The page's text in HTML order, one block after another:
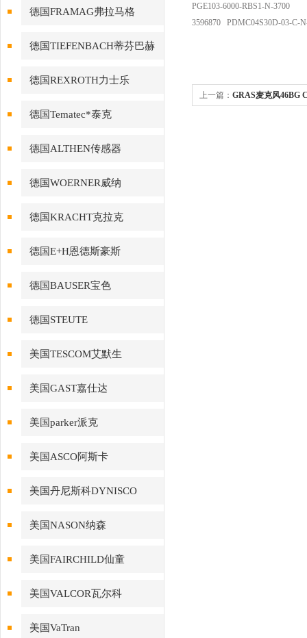
德国FRAMAG弗拉马格
德国TIEFENBACH蒂芬巴赫
德国REXROTH力士乐
德国Tematec*泰克
德国ALTHEN传感器
德国WOERNER威纳
德国KRACHT克拉克
德国E+H恩德斯豪斯
德国BAUSER宝色
德国STEUTE
美国TESCOM艾默生
美国GAST嘉仕达
美国parker派克
美国ASCO阿斯卡
美国丹尼斯科DYNISCO
美国NASON纳森
美国FAIRCHILD仙童
美国VALCOR瓦尔科
美国VaTran
PGE103-6000-RBS1-N-3700
3596870 PDMC04S30D-03-C-
上一篇： GRAS麦克风46BG